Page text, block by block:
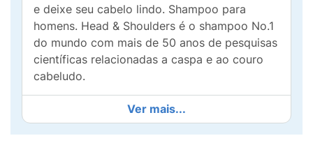
e deixe seu cabelo lindo. Shampoo para
homens. Head & Shoulders é o shampoo No.1
do mundo com mais de 50 anos de pesquisas
científicas relacionadas a caspa e ao couro
cabeludo.
Agite antes de usar, molhe o
cabelo, aplique, massageie, enxágue, repita.
Ver mais...